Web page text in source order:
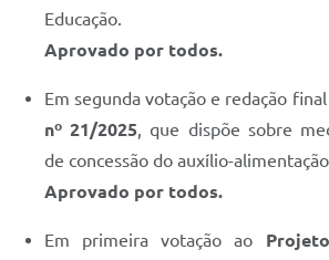
Educação.
Aprovado por todos.
Em segunda votação e redação
nº 21/2025, que dispõe sobre
de concessão do auxílio-
Aprovado por todos.
Em primeira votação ao